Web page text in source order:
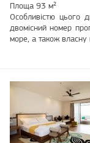
Площа 93 м²
Особливістю цього
двомісний номер
море, а також власну